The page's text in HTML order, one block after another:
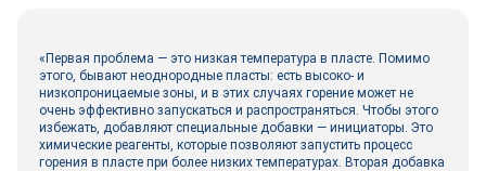
«Первая проблема — это низкая температура в пласте. Помимо
этого, бывают неоднородные пласты: есть высоко- и
низкопроницаемые зоны, и в этих случаях горение может не
очень эффективно запускаться и распространяться. Чтобы этого
избежать, добавляют специальные добавки — инициаторы. Это
химические реагенты, которые позволяют запустить процесс
горения в пласте при более низких температурах. Вторая добавка